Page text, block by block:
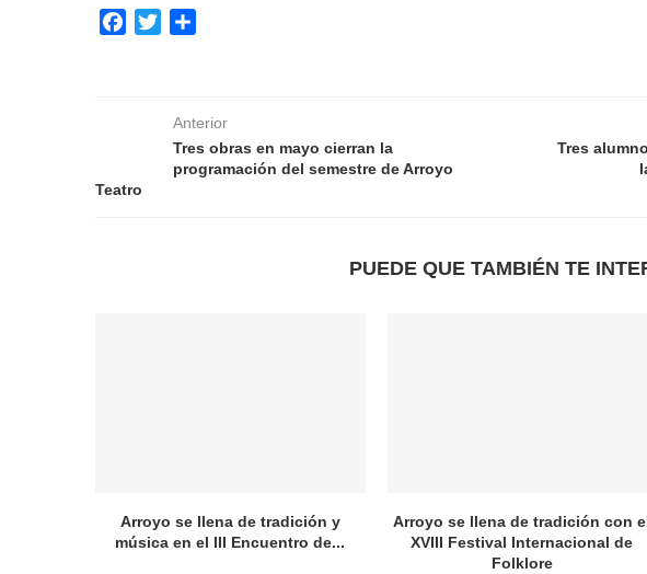
Facebook
Twitter
Anterior
Tres obras en mayo cierran la
programación del semestre de Arroyo
Teatro
Tres
PUEDE QUE TAMBIÉN TE
Arroyo se llena de tradición y
música en el III Encuentro de...
Arroyo se llena de tradición con
XVIII Festival Internacional de
Folklore